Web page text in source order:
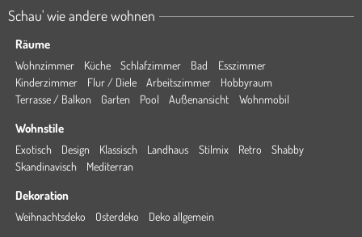
Schau' wie andere wohnen
Räume
Wohnzimmer Küche Schlafzimmer Bad
Esszimmer
Kinderzimmer
Flur / Diele Arbeitszimmer
Hobbyraum
Terrasse / Balkon
Garten Pool Außenansicht Wohnmobil
Wohnstile
Exotisch Design Klassisch Landhaus Stilmix Retro
Shabby
Skandinavisch
Mediterran
Dekoration
Weihnachtsdeko Osterdeko Deko allgemein